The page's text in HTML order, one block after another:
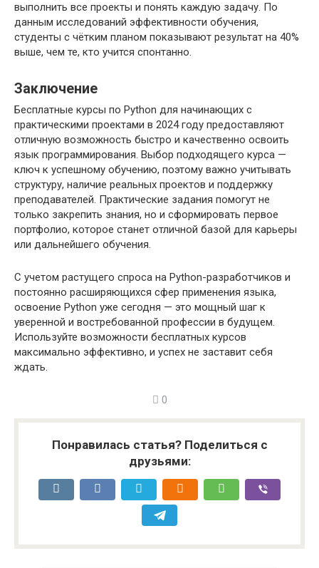
выполнить все проекты и понять каждую задачу. По
данным исследований эффективности обучения,
студенты с чётким планом показывают результат на 40%
выше, чем те, кто учится спонтанно.
Заключение
Бесплатные курсы по Python для начинающих с
практическими проектами в 2024 году предоставляют
отличную возможность быстро и качественно освоить
язык программирования. Выбор подходящего курса —
ключ к успешному обучению, поэтому важно учитывать
структуру, наличие реальных проектов и поддержку
преподавателей. Практические задания помогут не
только закрепить знания, но и сформировать первое
портфолио, которое станет отличной базой для карьеры
или дальнейшего обучения.
С учетом растущего спроса на Python-разработчиков и
постоянно расширяющихся сфер применения языка,
освоение Python уже сегодня — это мощный шаг к
уверенной и востребованной профессии в будущем.
Используйте возможности бесплатных курсов
максимально эффективно, и успех не заставит себя
ждать.
0
Понравилась статья? Поделиться с
друзьями: